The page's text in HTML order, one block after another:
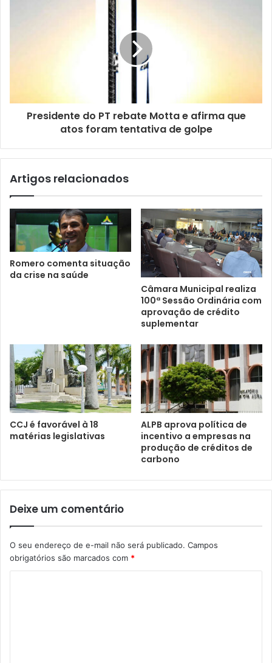
Presidente do PT rebate Motta e afirma que
atos foram tentativa de golpe
Artigos relacionados
Romero comenta situação
da crise na saúde
Câmara Municipal realiza
100ª Sessão Ordinária com
aprovação de crédito
suplementar
CCJ é favorável à 18
matérias legislativas
ALPB aprova política de
incentivo a empresas na
produção de créditos de
carbono
Deixe um comentário
O seu endereço de e-mail não será publicado. Campos
obrigatórios são marcados com *